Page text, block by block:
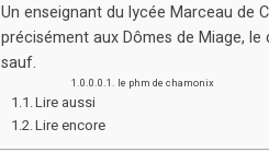
Un enseignant du lycée Marceau de
précisément aux Dômes de Miage,
sauf.
le phm de chamonix
Lire aussi
Lire encore